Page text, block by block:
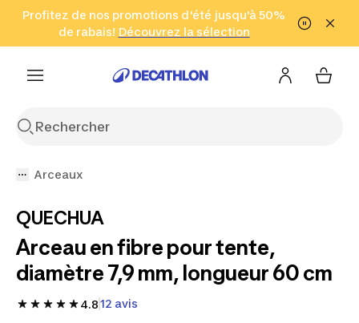
Aller à la recherche Aller au contenu Aller au pied de
Profitez de nos promotions d'été jusqu'à 50%
de rabais! Découvrez la sélection
Cliquez ici
en seulement 2 h!
(Zones sélectionnées)
Arceaux
QUECHUA
Arceau en fibre pour tente,
diamètre 7,9 mm, longueur 60 cm
4.812 avis